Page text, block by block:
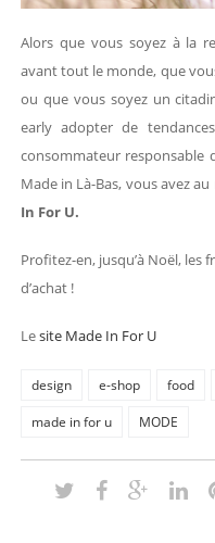
Alors que vous soyez à la
avant tout le monde, que
ou que vous soyez un
early adopter de
consommateur responsable
Made in Là-Bas, vous avez
In For U.
Profitez-en, jusqu’à Noël,
d’achat !
Lesite Made In For U
design e-shop food
made in for u
MODE